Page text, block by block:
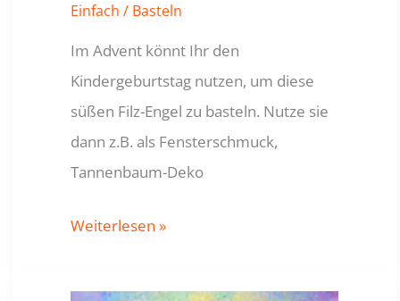
Einfach / Basteln
Im Advent könnt Ihr den
Kindergeburtstag nutzen, um diese
süßen Filz-Engel zu basteln. Nutze sie
dann z.B. als Fensterschmuck,
Tannenbaum-Deko
FILZ-
Weiterlesen »